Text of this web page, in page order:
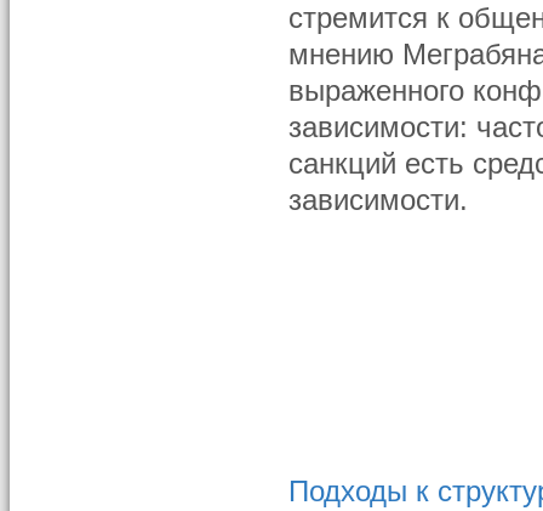
стремится к
мнению
выраженного
зависимости:
санкций есть
зависимости.
Подходы к